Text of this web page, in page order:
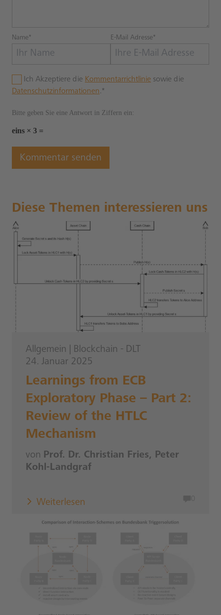
Name* E-Mail Adresse*
Ich Akzeptiere die Kommentarrichtlinie sowie die
Datenschutzinformationen.*
Bitte geben Sie eine Antwort in Ziffern ein:
eins × 3 =
Diese Themen interessieren uns
Allgemein
Blockchain - DLT
24. Januar 2025
Learnings from ECB
Exploratory Phase – Part 2:
Review of the HTLC
Mechanism
von Prof. Dr. Christian Fries, Peter
Kohl-Landgraf
Weiterlesen